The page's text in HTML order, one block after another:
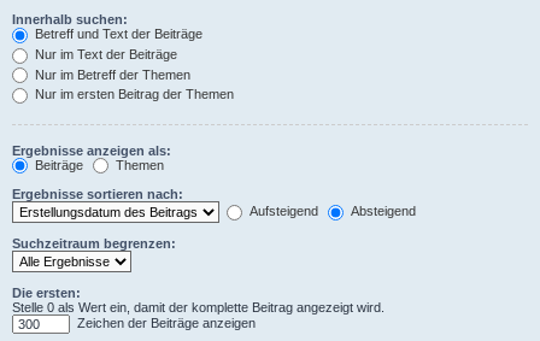
Innerhalb suchen:
Betreff und Text der Beiträge
Nur im Text der Beiträge
Nur im Betreff der Themen
Nur im ersten Beitrag der Themen
Ergebnisse anzeigen als:
Beiträge
Themen
Ergebnisse sortieren nach:
Aufsteigend
Absteigend
Suchzeitraum begrenzen:
Die ersten:
Stelle 0 als Wert ein, damit der komplette Beitrag angezeigt wird.
Zeichen der Beiträge anzeigen